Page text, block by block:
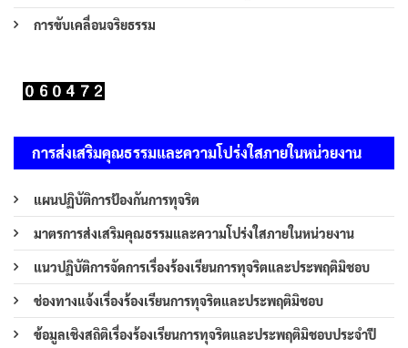
การขับเคลื่อนจริยธรรม
การส่งเสริมคุณธรรมและความโปร่งใสภายในหน่วยงาน
แผนปฏิบัติการป้องกันการทุจริต
มาตรการส่งเสริมคุณธรรมและความโปร่งใสภายในหน่วยงาน
แนวปฏิบัติการจัดการเรื่องร้องเรียนการทุจริตและประพฤติมิชอบ
ช่องทางแจ้งเรื่องร้องเรียนการทุจริตและประพฤติมิชอบ
ข้อมูลเชิงสถิติเรื่องร้องเรียนการทุจริตและประพฤติมิชอบประจำปี